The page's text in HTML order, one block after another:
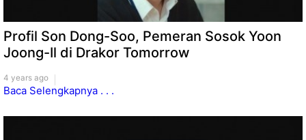
Profil Son Dong-Soo, Pemeran Sosok Yoon
Joong-Il di Drakor Tomorrow
4 years ago
Baca Selengkapnya . . .